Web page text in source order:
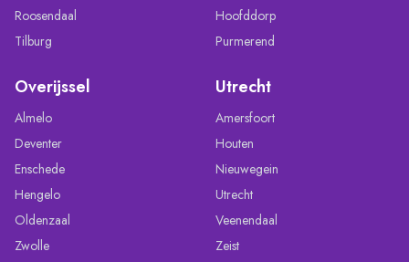
Roosendaal
Tilburg
Hoofddorp
Purmerend
Overijssel
Almelo
Deventer
Enschede
Hengelo
Oldenzaal
Zwolle
Utrecht
Amersfoort
Houten
Nieuwegein
Utrecht
Veenendaal
Zeist